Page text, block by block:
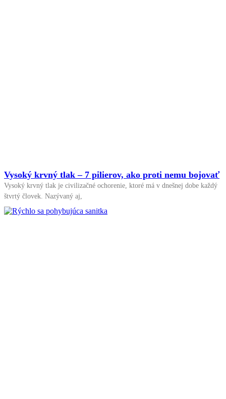
Vysoký krvný tlak – 7 pilierov, ako proti nemu bojovať
Vysoký krvný tlak je civilizačné ochorenie, ktoré má v dnešnej dobe každý
štvrtý človek. Nazývaný aj,